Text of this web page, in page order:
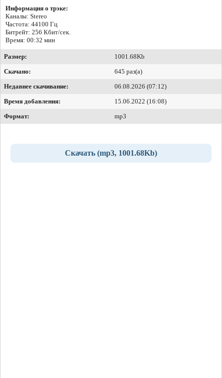
Информация о трэке:
Каналы: Stereo
Частота: 44100 Гц
Битрейт: 256 Кбит/сек.
Время: 00:32 мин
Размер:
1001.68Kb
Скачано:
645 раз(а)
Недавнее скачивание:
06.08.2026 (07:12)
Время добавления:
15.06.2022 (16:08)
Формат:
mp3
Скачать (mp3, 1001.68Kb)